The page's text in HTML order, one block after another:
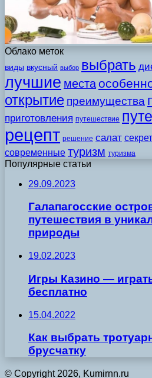
Облако меток
виды вкусный выбор выбрать
лучшие места
открытие преимущества
приготовления путешествие
рецепт решение салат
современные туризм туризма
Популярные статьи
29.09.2023
Галапагосские
путешествия в
природы
19.02.2023
Игры Казино —
бесплатно
15.04.2022
Как выбрать
брусчатку
© Copyright 2026, Kumirnn.ru